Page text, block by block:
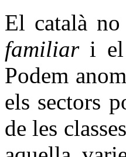
El català
familiari el
Podem
els sectors
de les